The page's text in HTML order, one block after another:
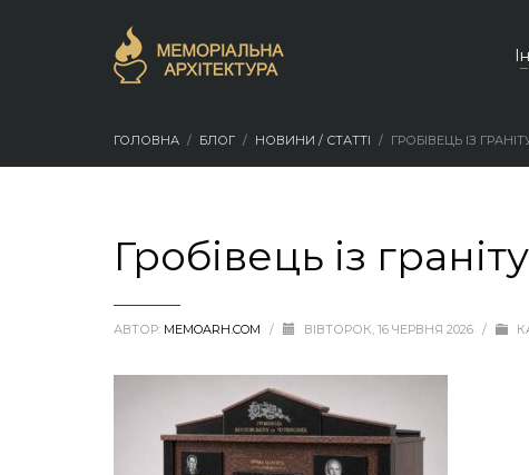
ГОЛОВНА БЛОГ НОВИНИ / СТАТТІ ГРОБІВЕЦЬ ІЗ
Гробівець із
АВТОР: MEMOARH.COM / ВІВТОРОК, 16 ЧЕРВНЯ 2026 /